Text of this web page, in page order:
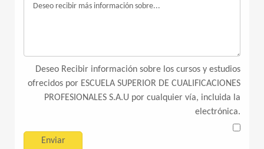
Deseo Recibir información sobre los cursos y estudios
ofrecidos por ESCUELA SUPERIOR DE CUALIFICACIONES
PROFESIONALES S.A.U por cualquier vía, incluida la
electrónica.